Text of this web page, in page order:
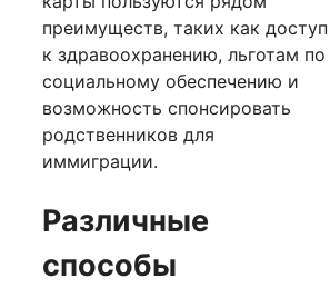
преимуществ, таких как доступ
к здравоохранению, льготам по
социальному обеспечению и
возможность спонсировать
родственников для
иммиграции.
Различные
способы